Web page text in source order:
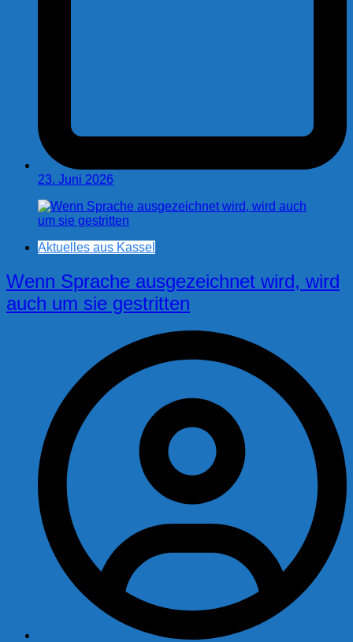
23. Juni 2026
Aktuelles aus Kassel
Wenn Sprache ausgezeichnet wird, wird
auch um sie gestritten